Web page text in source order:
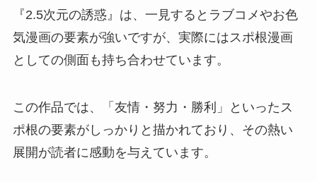
『2.5次元の誘惑』は、一見するとラブコメやお色
気漫画の要素が強いですが、実際にはスポ根漫画
としての側面も持ち合わせています。
この作品では、「友情・努力・勝利」といったス
ポ根の要素がしっかりと描かれており、その熱い
展開が読者に感動を与えています。